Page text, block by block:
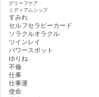
グリーフケア
ミディアムシップ
すみれ
セルフセラピーカード
ソラクルオラクル
ツインレイ
パワースポット
ゆりね
不倫
仕事
仕事運
使命